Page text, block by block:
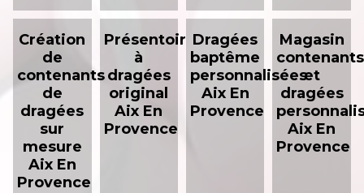
Création
de
contenants
de
dragées
sur
mesure
Aix En
Provence
Présentoir
à
dragées
original
Aix En
Provence
Dragées
baptême
personnalisées
Aix En
Provence
Magasin
contenants
et
dragées
Aix En
Provence